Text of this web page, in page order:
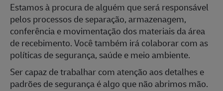
Estamos à procura de alguém que será responsável
pelos processos de separação, armazenagem,
conferência e movimentação dos materiais da área
de recebimento. Você também irá colaborar com as
políticas de segurança, saúde e meio ambiente.
Ser capaz de trabalhar com atenção aos detalhes e
padrões de segurança é algo que não abrimos mão.